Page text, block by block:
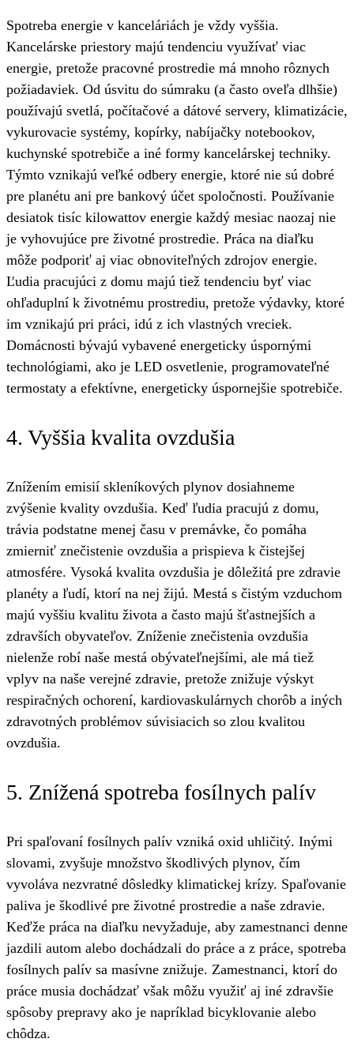
Spotreba energie v kanceláriách je vždy vyššia.
Kancelárske priestory majú tendenciu využívať viac
energie, pretože pracovné prostredie má mnoho rôznych
požiadaviek. Od úsvitu do súmraku (a často oveľa dlhšie)
používajú svetlá, počítačové a dátové servery, klimatizácie,
vykurovacie systémy, kopírky, nabíjačky notebookov,
kuchynské spotrebiče a iné formy kancelárskej techniky.
Týmto vznikajú veľké odbery energie, ktoré nie sú dobré
pre planétu ani pre bankový účet spoločnosti. Používanie
desiatok tisíc kilowattov energie každý mesiac naozaj nie
je vyhovujúce pre životné prostredie. Práca na diaľku
môže podporiť aj viac obnoviteľných zdrojov energie.
Ľudia pracujúci z domu majú tiež tendenciu byť viac
ohľaduplní k životnému prostrediu, pretože výdavky, ktoré
im vznikajú pri práci, idú z ich vlastných vreciek.
Domácnosti bývajú vybavené energeticky úspornými
technológiami, ako je LED osvetlenie, programovateľné
termostaty a efektívne, energeticky úspornejšie spotrebiče.
4. Vyššia kvalita ovzdušia
Znížením emisií skleníkových plynov dosiahneme
zvýšenie kvality ovzdušia. Keď ľudia pracujú z domu,
trávia podstatne menej času v premávke, čo pomáha
zmierniť znečistenie ovzdušia a prispieva k čistejšej
atmosfére. Vysoká kvalita ovzdušia je dôležitá pre zdravie
planéty a ľudí, ktorí na nej žijú. Mestá s čistým vzduchom
majú vyššiu kvalitu života a často majú šťastnejších a
zdravších obyvateľov. Zníženie znečistenia ovzdušia
nielenže robí naše mestá obývateľnejšími, ale má tiež
vplyv na naše verejné zdravie, pretože znižuje výskyt
respiračných ochorení, kardiovaskulárnych chorôb a iných
zdravotných problémov súvisiacich so zlou kvalitou
ovzdušia.
5. Znížená spotreba fosílnych palív
Pri spaľovaní fosílnych palív vzniká oxid uhličitý. Inými
slovami, zvyšuje množstvo škodlivých plynov, čím
vyvoláva nezvratné dôsledky klimatickej krízy. Spaľovanie
paliva je škodlivé pre životné prostredie a naše zdravie.
Keďže práca na diaľku nevyžaduje, aby zamestnanci denne
jazdili autom alebo dochádzali do práce a z práce, spotreba
fosílnych palív sa masívne znižuje. Zamestnanci, ktorí do
práce musia dochádzať však môžu využiť aj iné zdravšie
spôsoby prepravy ako je napríklad bicyklovanie alebo
chôdza.